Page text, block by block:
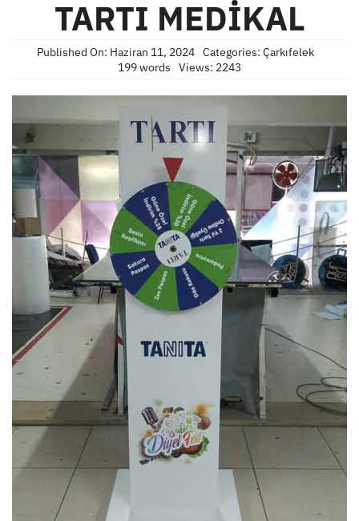
TARTI MEDİKAL
Published On: Haziran 11, 2024 Categories: Çarkıfelek
199 words
Views: 2243